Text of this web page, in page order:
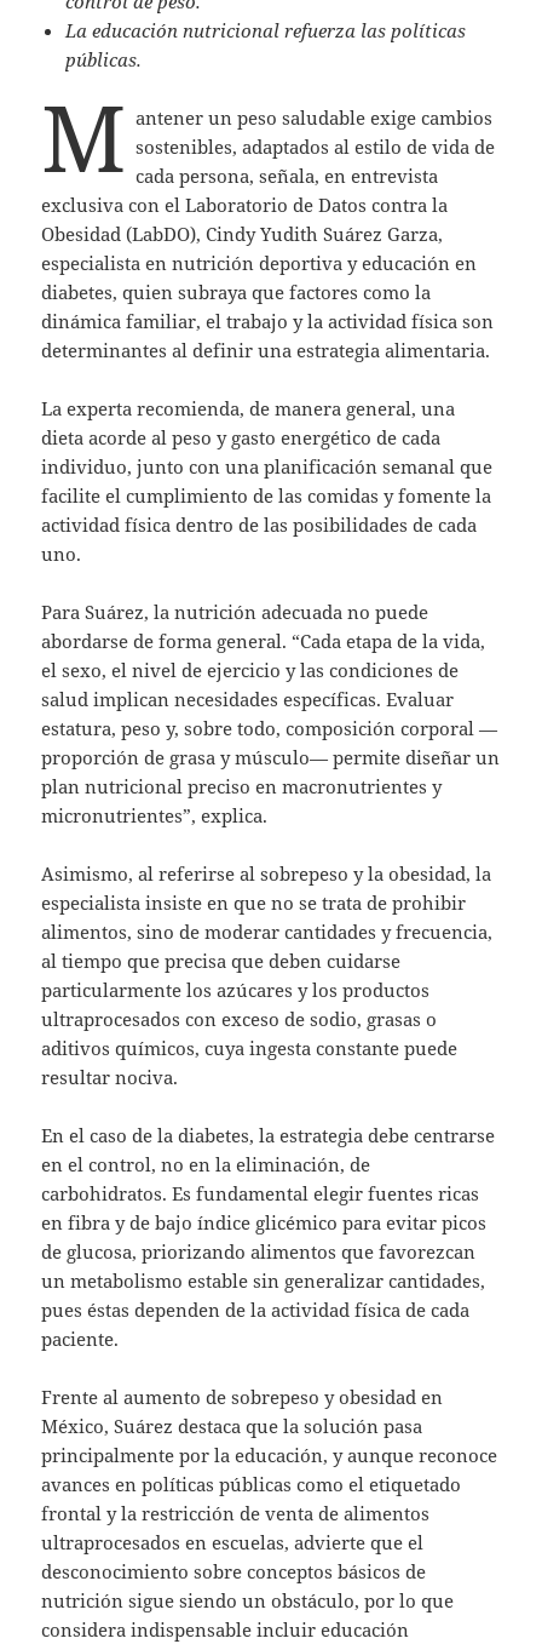
La educación nutricional refuerza las políticas
públicas.
M antener un peso saludable exige cambios
sostenibles, adaptados al estilo de vida de
cada persona, señala, en entrevista
exclusiva con el Laboratorio de Datos contra la
Obesidad (LabDO), Cindy Yudith Suárez Garza,
especialista en nutrición deportiva y educación en
diabetes, quien subraya que factores como la
dinámica familiar, el trabajo y la actividad física son
determinantes al definir una estrategia alimentaria.
La experta recomienda, de manera general, una
dieta acorde al peso y gasto energético de cada
individuo, junto con una planificación semanal que
facilite el cumplimiento de las comidas y fomente la
actividad física dentro de las posibilidades de cada
uno.
Para Suárez, la nutrición adecuada no puede
abordarse de forma general. “Cada etapa de la vida,
el sexo, el nivel de ejercicio y las condiciones de
salud implican necesidades específicas. Evaluar
estatura, peso y, sobre todo, composición corporal —
proporción de grasa y músculo— permite diseñar un
plan nutricional preciso en macronutrientes y
micronutrientes”, explica.
Asimismo, al referirse al sobrepeso y la obesidad, la
especialista insiste en que no se trata de prohibir
alimentos, sino de moderar cantidades y frecuencia,
al tiempo que precisa que deben cuidarse
particularmente los azúcares y los productos
ultraprocesados con exceso de sodio, grasas o
aditivos químicos, cuya ingesta constante puede
resultar nociva.
En el caso de la diabetes, la estrategia debe centrarse
en el control, no en la eliminación, de
carbohidratos. Es fundamental elegir fuentes ricas
en fibra y de bajo índice glicémico para evitar picos
de glucosa, priorizando alimentos que favorezcan
un metabolismo estable sin generalizar cantidades,
pues éstas dependen de la actividad física de cada
paciente.
Frente al aumento de sobrepeso y obesidad en
México, Suárez destaca que la solución pasa
principalmente por la educación, y aunque reconoce
avances en políticas públicas como el etiquetado
frontal y la restricción de venta de alimentos
ultraprocesados en escuelas, advierte que el
desconocimiento sobre conceptos básicos de
nutrición sigue siendo un obstáculo, por lo que
considera indispensable incluir educación